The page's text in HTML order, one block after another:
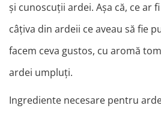
și cunoscuții ardei. Așa că, ce ar
câțiva din ardeii ce aveau să fie
facem ceva gustos, cu aromă
ardei umpluți.
Ingrediente necesare pentru